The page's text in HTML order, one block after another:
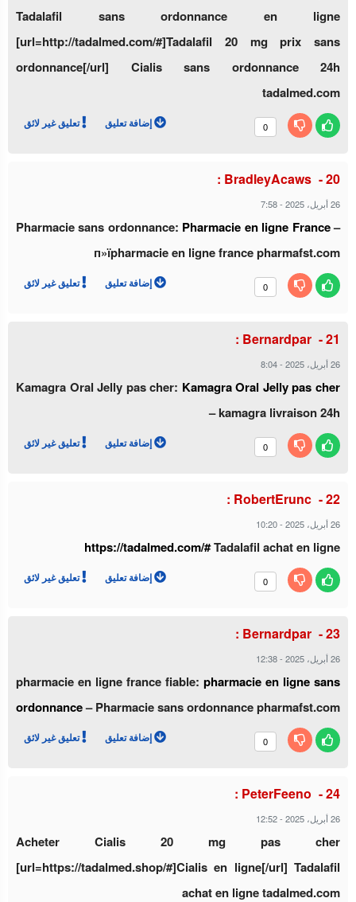
Tadalafil sans ordonnance en ligne
[url=http://tadalmed.com/#]Tadalafil 20 mg prix sans
ordonnance[/url] Cialis sans ordonnance 24h
tadalmed.com
0 إضافة تعليق تعليق غير لائق
BradleyAcaws :
26 أبريل، 2025 -
7:58
Pharmacie sans ordonnance: Pharmacie en ligne France–
п»їpharmacie en ligne france pharmafst.com
0 إضافة تعليق تعليق غير لائق
Bernardpar :
26 أبريل، 2025 -
8:04
Kamagra Oral Jelly pas cher: Kamagra Oral Jelly pas cher
– kamagra livraison 24h
0 إضافة تعليق تعليق غير لائق
RobertErunc :
26 أبريل، 2025 -
10:20
https://tadalmed.com/#Tadalafil achat en ligne
0 إضافة تعليق تعليق غير لائق
Bernardpar :
26 أبريل، 2025 -
12:38
pharmacie en ligne france fiable: pharmacie en ligne sans
ordonnance– Pharmacie sans ordonnance pharmafst.com
0 إضافة تعليق تعليق غير لائق
PeterFeeno :
26 أبريل، 2025 -
12:52
Acheter Cialis 20 mg pas cher
[url=https://tadalmed.shop/#]Cialis en ligne[/url] Tadalafil
achat en ligne tadalmed.com